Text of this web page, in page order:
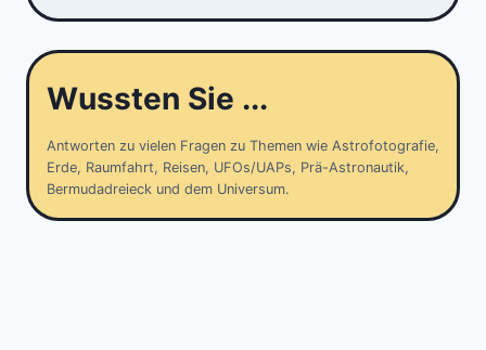
Wussten Sie ...
Antworten zu vielen Fragen zu Themen wie Astrofotografie,
Erde, Raumfahrt, Reisen, UFOs/UAPs, Prä-Astronautik,
Bermudadreieck und dem Universum.